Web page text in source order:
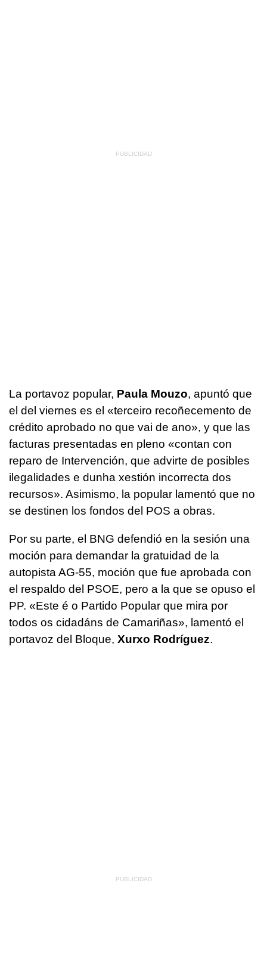
La portavoz popular, Paula Mouzo, apuntó que
el del viernes es el «terceiro recoñecemento de
crédito aprobado no que vai de ano», y que las
facturas presentadas en pleno «contan con
reparo de Intervención, que advirte de posibles
ilegalidades e dunha xestión incorrecta dos
recursos». Asimismo, la popular lamentó que no
se destinen los fondos del POS a obras.
Por su parte, el BNG defendió en la sesión una
moción para demandar la gratuidad de la
autopista AG-55, moción que fue aprobada con
el respaldo del PSOE, pero a la que se opuso el
PP. «Este é o Partido Popular que mira por
todos os cidadáns de Camariñas», lamentó el
portavoz del Bloque, Xurxo Rodríguez.